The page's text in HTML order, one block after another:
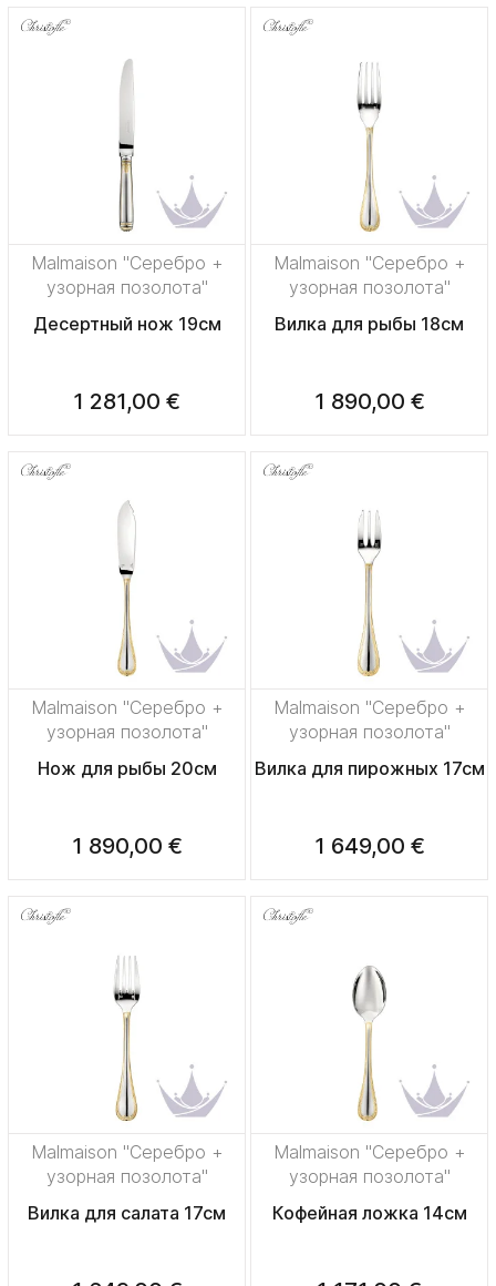
Malmaison "Серебро +
узорная позолота"
Десертный нож 19см
1 281,00 €
Malmaison "Серебро +
узорная позолота"
Вилка для рыбы 18см
1 890,00 €
Malmaison "Серебро +
узорная позолота"
Нож для рыбы 20см
1 890,00 €
Malmaison "Серебро +
узорная позолота"
Вилка для пирожных 17см
1 649,00 €
Malmaison "Серебро +
узорная позолота"
Вилка для салата 17см
Malmaison "Серебро +
узорная позолота"
Кофейная ложка 14см